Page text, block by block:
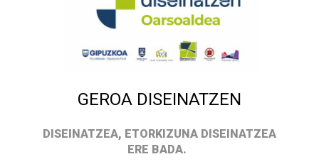
GEROA DISEINATZEN
DISEINATZEA, ETORKIZUNA DISEINATZEA
ERE BADA.